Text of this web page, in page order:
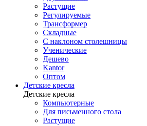
Растущие
Регулируемые
Трансформер
Складные
С наклоном столешницы
Ученические
Дешево
Kantor
Оптом
Детские кресла
Детские кресла
Компьютерные
Для письменного стола
Растущие